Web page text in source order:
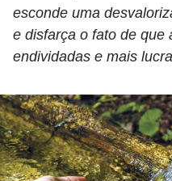
esconde uma
e disfarça o fato de que
endividadas e mais